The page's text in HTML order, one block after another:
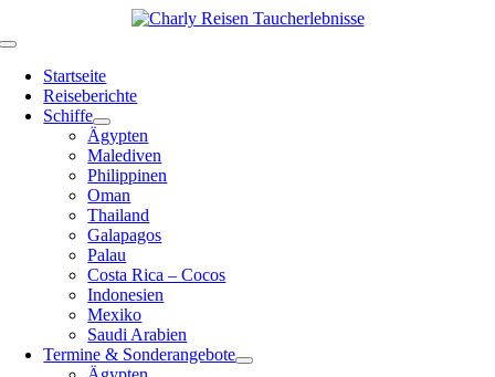
Inhalt
Toggle
NavigationStartseite
Reiseberichte
Schiffe
Ägypten
Malediven
Philippinen
Oman
Thailand
Galapagos
Palau
Costa Rica – Cocos
Indonesien
Mexiko
Saudi Arabien
Termine & Sonderangebote